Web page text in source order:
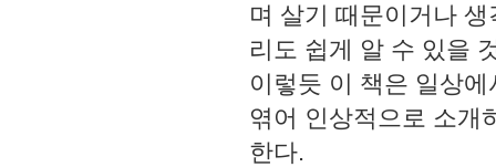
며 살기 때문이거나
리도 쉽게 알 수 있을
이렇듯 이 책은 일상
엮어 인상적으로 소개
한다.